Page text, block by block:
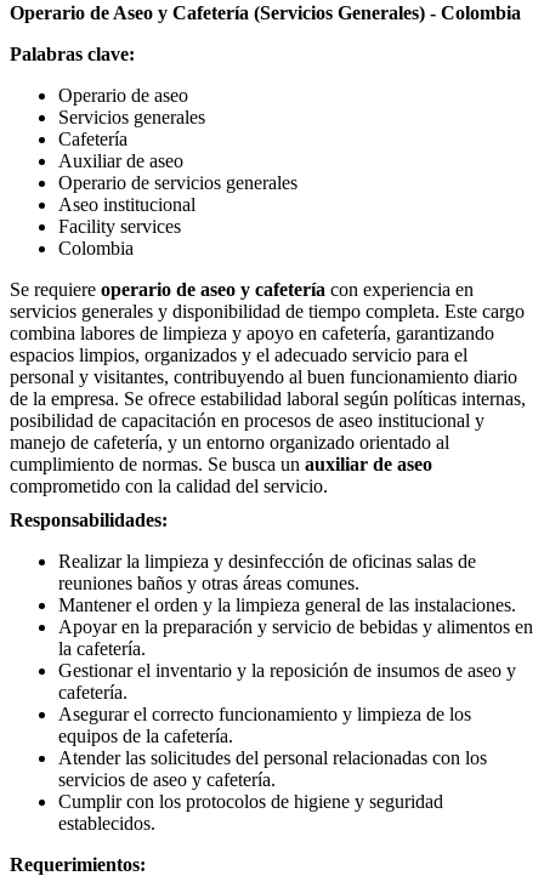
Operario de Aseo y Cafetería (Servicios Generales) - Colombia
Palabras clave:
Operario de aseo
Servicios generales
Cafetería
Auxiliar de aseo
Operario de servicios generales
Aseo institucional
Facility services
Colombia
Se requiere operario de aseo y cafetería con experiencia en
servicios generales y disponibilidad de tiempo completa. Este cargo
combina labores de limpieza y apoyo en cafetería, garantizando
espacios limpios, organizados y el adecuado servicio para el
personal y visitantes, contribuyendo al buen funcionamiento diario
de la empresa. Se ofrece estabilidad laboral según políticas internas,
posibilidad de capacitación en procesos de aseo institucional y
manejo de cafetería, y un entorno organizado orientado al
cumplimiento de normas. Se busca un auxiliar de aseo
comprometido con la calidad del servicio.
Responsabilidades:
Realizar la limpieza y desinfección de oficinas salas de
reuniones baños y otras áreas comunes.
Mantener el orden y la limpieza general de las instalaciones.
Apoyar en la preparación y servicio de bebidas y alimentos en
la cafetería.
Gestionar el inventario y la reposición de insumos de aseo y
cafetería.
Asegurar el correcto funcionamiento y limpieza de los
equipos de la cafetería.
Atender las solicitudes del personal relacionadas con los
servicios de aseo y cafetería.
Cumplir con los protocolos de higiene y seguridad
establecidos.
Requerimientos: